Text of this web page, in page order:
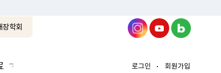
학회
로그인 회원가입